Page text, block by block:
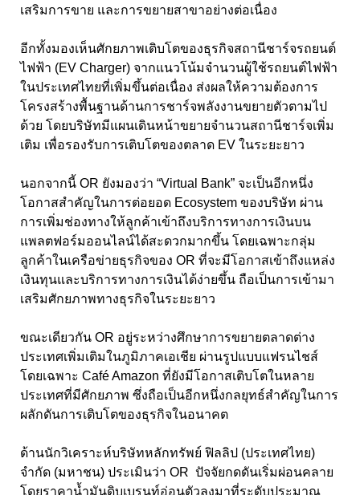
เสริมการขาย และการขยายสาขาอย่างต่อเนื่อง
อีกทั้งมองเห็นศักยภาพเติบโตของธุรกิจสถานีชาร์จรถยนต์
ไฟฟ้า (EV Charger) จากแนวโน้มจำนวนผู้ใช้รถยนต์ไฟฟ้า
ในประเทศไทยที่เพิ่มขึ้นต่อเนื่อง ส่งผลให้ความต้องการ
โครงสร้างพื้นฐานด้านการชาร์จพลังงานขยายตัวตามไป
ด้วย โดยบริษัทมีแผนเดินหน้าขยายจำนวนสถานีชาร์จเพิ่ม
เติม เพื่อรองรับการเติบโตของตลาด EV ในระยะยาว
นอกจากนี้ OR ยังมองว่า “Virtual Bank” จะเป็นอีกหนึ่ง
โอกาสสำคัญในการต่อยอด Ecosystem ของบริษัท ผ่าน
การเพิ่มช่องทางให้ลูกค้าเข้าถึงบริการทางการเงินบน
แพลตฟอร์มออนไลน์ได้สะดวกมากขึ้น โดยเฉพาะกลุ่ม
ลูกค้าในเครือข่ายธุรกิจของ OR ที่จะมีโอกาสเข้าถึงแหล่ง
เงินทุนและบริการทางการเงินได้ง่ายขึ้น ถือเป็นการเข้ามา
เสริมศักยภาพทางธุรกิจในระยะยาว
ขณะเดียวกัน OR อยู่ระหว่างศึกษาการขยายตลาดต่าง
ประเทศเพิ่มเติมในภูมิภาคเอเชีย ผ่านรูปแบบแฟรนไชส์
โดยเฉพาะ Café Amazon ที่ยังมีโอกาสเติบโตในหลาย
ประเทศที่มีศักยภาพ ซึ่งถือเป็นอีกหนึ่งกลยุทธ์สำคัญในการ
ผลักดันการเติบโตของธุรกิจในอนาคต
ด้านนักวิเคราะห์บริษัทหลักทรัพย์ ฟิลลิป (ประเทศไทย)
จำกัด (มหาชน) ประเมินว่า OR ปัจจัยกดดันเริ่มผ่อนคลาย
โดยราคาน้ำมันดิบเบรนท์อ่อนตัวลงมาที่ระดับประมาณ